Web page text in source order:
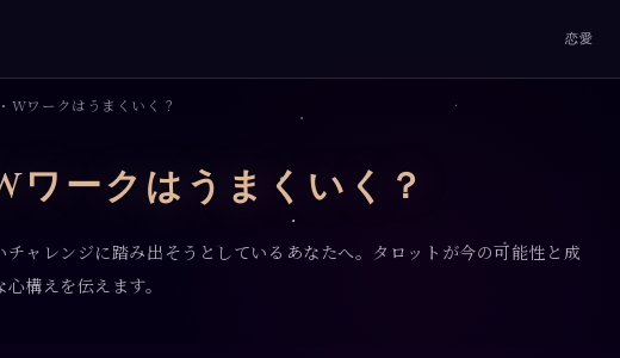
恋愛
Wワークはうまくいく？
ワークはうまくいく？
チャレンジに踏み出そうとしているあなたへ。タロットが今の可能性と成
構えを伝えます。